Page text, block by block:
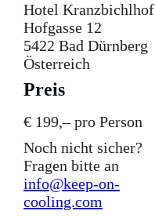
Hotel Kranzbichlhof
Hofgasse 12
5422 Bad Dürnberg
Österreich
Preis
€ 199,– pro Person
Noch nicht sicher?
Fragen bitte an
info@keep-on-
cooling.com